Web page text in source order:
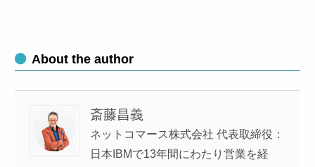
About the author
斎藤昌義
ネットコマース株式会社 代表取締役：
日本IBMで13年間にわたり営業を経